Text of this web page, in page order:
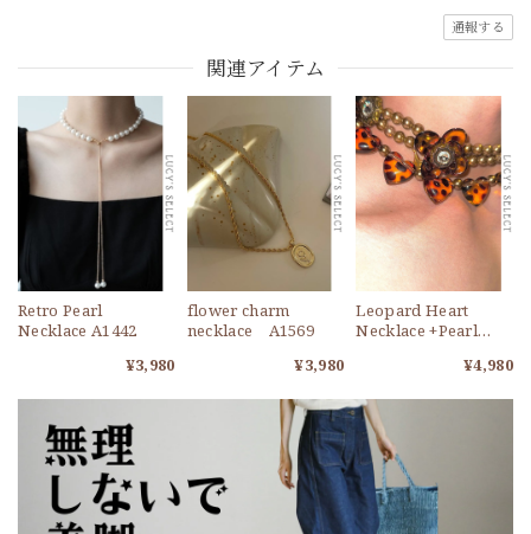
通報する
関連アイテム
Retro Pearl
Necklace A1442
¥3,980
flower charm
necklace A1569
¥3,980
Leopard Heart
Necklace +Pearl
¥4,980